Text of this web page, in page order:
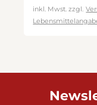
inkl. Mwst. zzgl.